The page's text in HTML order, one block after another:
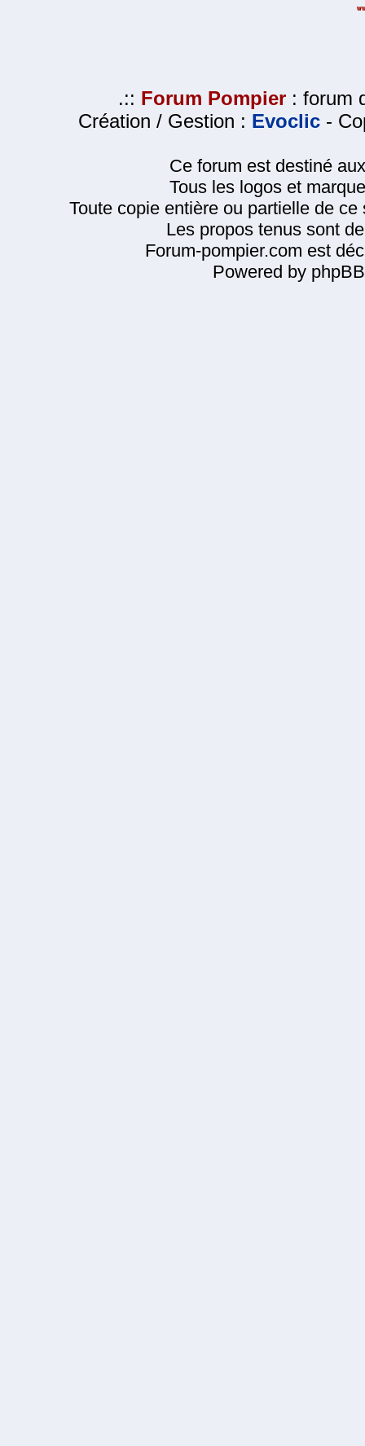
.:: Forum Pompier : forum
Création / Gestion : Evoclic -
Ce forum est destiné
Tous les logos et
Toute copie entière ou partielle de
Les propos tenus sont
Forum-pompier.com est
Powered by